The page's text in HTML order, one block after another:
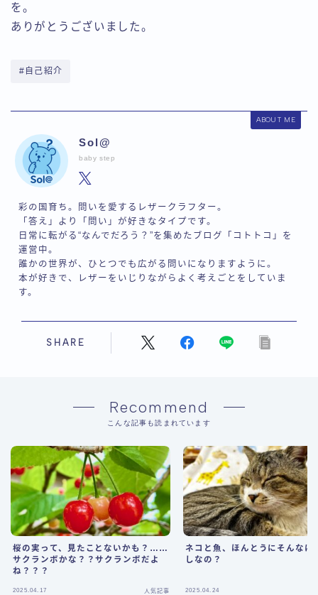
を。
ありがとうございました。
#自己紹介
ABOUT ME
Sol@
baby step
彩の国育ち。問いを愛するレザークラフター。
「答え」より「問い」が好きなタイプです。
日常に転がる“なんでだろう？”を集めたブログ「コトトコ」を
運営中。
誰かの世界が、ひとつでも広がる問いになりますように。
本が好きで、レザーをいじりながらよく考えごとをしていま
す。
SHARE
Recommend
こんな記事も読まれています
桜の実って、見たことないかも？……
サクランボかな？？サクランボだよ
ね？？？
2025.04.17 人気記事
ネコと魚、ほんとうにそんなに
しなの？
2025.04.24